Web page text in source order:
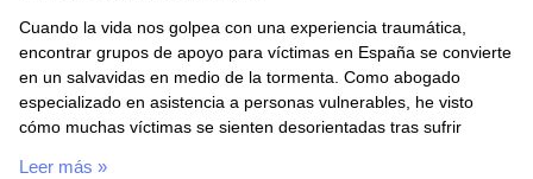
Cuando la vida nos golpea con una experiencia traumática,
encontrar grupos de apoyo para víctimas en España se convierte
en un salvavidas en medio de la tormenta. Como abogado
especializado en asistencia a personas vulnerables, he visto
cómo muchas víctimas se sienten desorientadas tras sufrir
Leer más »